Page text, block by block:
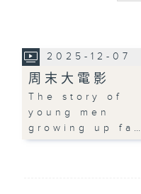
2025-12-07
周末大電影
The story of
young men
growing up fa…